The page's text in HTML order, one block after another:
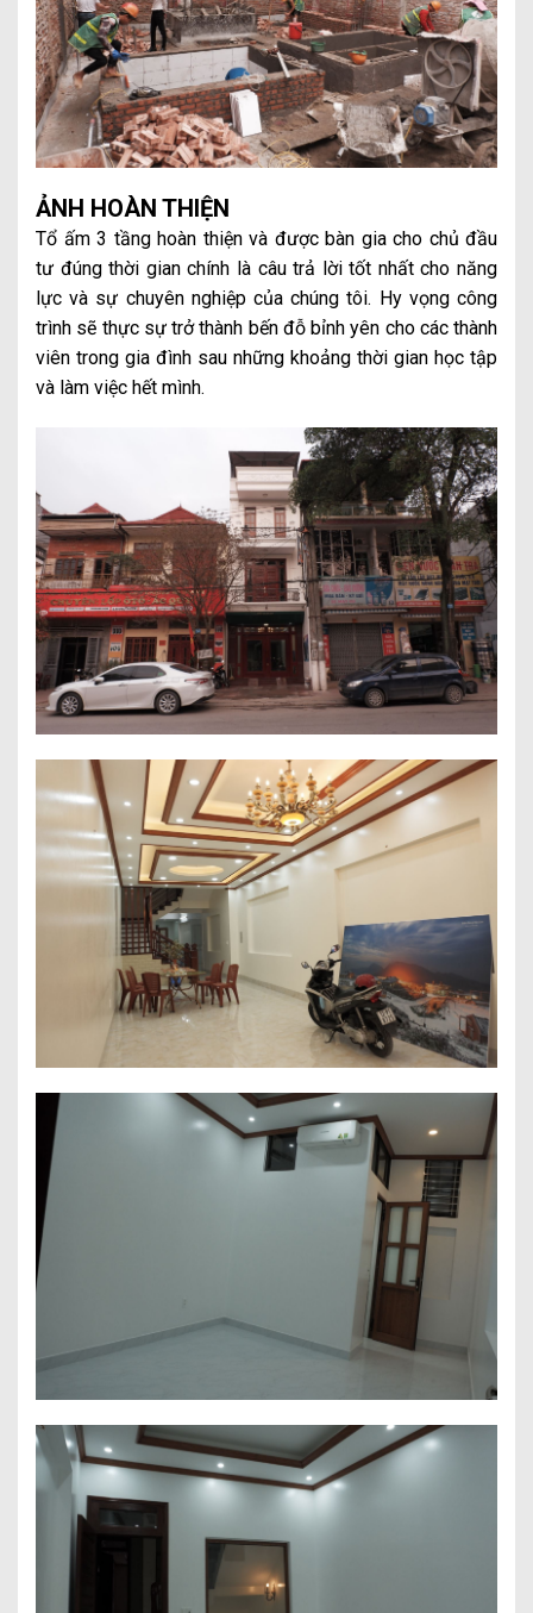
ẢNH HOÀN THIỆN
Tổ ấm 3 tầng hoàn thiện và được bàn gia cho chủ đầu
tư đúng thời gian chính là câu trả lời tốt nhất cho năng
lực và sự chuyên nghiệp của chúng tôi. Hy vọng công
trình sẽ thực sự trở thành bến đỗ bỉnh yên cho các thành
viên trong gia đình sau những khoảng thời gian học tập
và làm việc hết mình.